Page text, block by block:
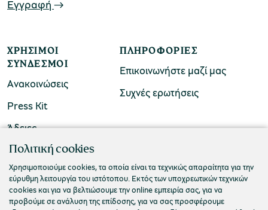
Εγγραφή
ΧΡΉΣΙΜΟΙ
ΣΎΝΔΕΣΜΟΙ
Ανακοινώσεις
Press Kit
Άδειες
ΠΛΗΡΟΦΟΡΊΕΣ
Επικοινωνήστε μαζί μας
Συχνές ερωτήσεις
ΠΟΛΙΤΙΣΤΙΚΟ ΙΔΡΥΜΑ ΟΜΙΛΟΥ ΠΕΙΡΑΙΩΣ
Τ. 210 3256922
Ε. info@piop.gr
Πολιτική cookies
Χρησιμοποιούμε cookies, τα οποία είναι τα τεχνικώς απαραίτητα για την
εύρυθμη λειτουργία του ιστότοπου. Εκτός των υποχρεωτικών τεχνικών
cookies και για να βελτιώσουμε την online εμπειρία σας, για να
προβούμε σε ανάλυση της επίδοσης, για να σας προσφέρουμε